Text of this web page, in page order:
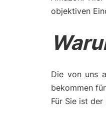
objektiven
Die von uns
bekommen
Für Sie ist